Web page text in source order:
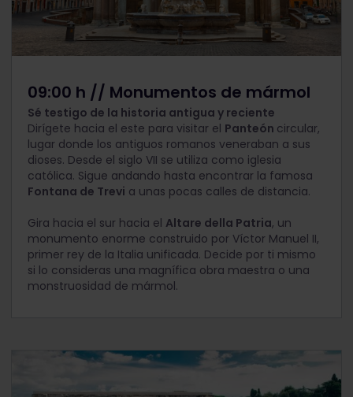
09:00 h // Monumentos de mármol
Sé testigo de la historia antigua y reciente
Dirígete hacia el este para visitar el Panteón circular,
lugar donde los antiguos romanos veneraban a sus
dioses. Desde el siglo VII se utiliza como iglesia
católica. Sigue andando hasta encontrar la famosa
Fontana de Trevi a unas pocas calles de distancia.
Gira hacia el sur hacia el Altare della Patria, un
monumento enorme construido por Víctor Manuel II,
primer rey de la Italia unificada. Decide por ti mismo
si lo consideras una magnífica obra maestra o una
monstruosidad de mármol.